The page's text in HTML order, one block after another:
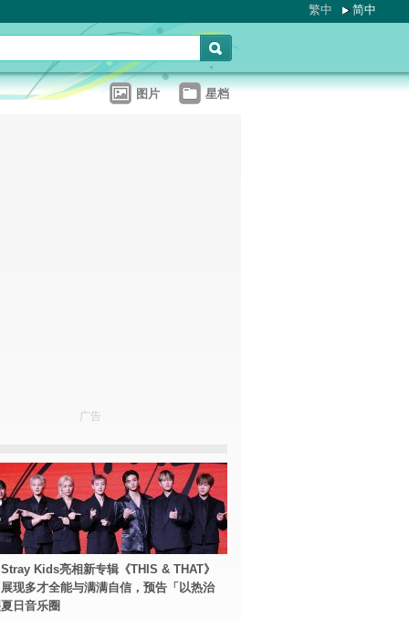
繁中 简中
图片 星档
广告
Kids亮相新专辑《THIS & THAT》
现多才全能与满满自信，预告「以热治
日音乐圈